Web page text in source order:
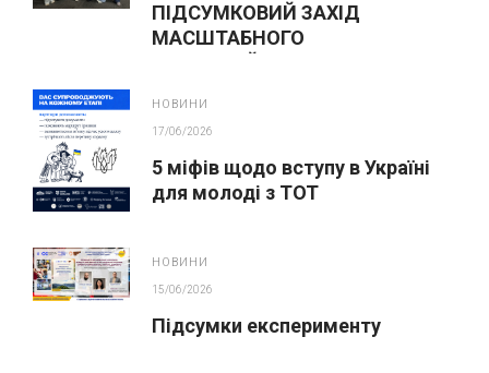
ПІДСУМКОВИЙ ЗАХІД
МАСШТАБНОГО
НОВИНИ
17/06/2026
5 міфів щодо вступу в Україні
для молоді з ТОТ
НОВИНИ
15/06/2026
Підсумки експерименту